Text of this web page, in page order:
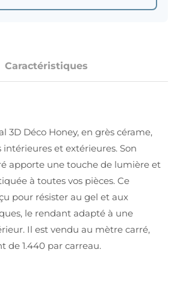
Caractéristiques
3D Déco Honey, en grès cérame,
et extérieures. Son
apporte une touche de lumière et
à toutes vos pièces. Ce
pour résister au gel et aux
le rendant adapté à une
Il est vendu au mètre carré,
de 1.440 par carreau.